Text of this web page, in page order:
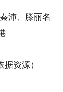
沛、滕丽名
资源）